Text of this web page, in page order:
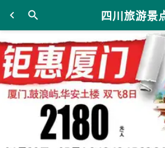
四川旅游景